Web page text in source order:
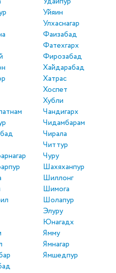
Уйяин
Улхаснагар
Фаизабад
Фатехгарх
Фирозабад
Хайдарабад
Хатрас
Хоспет
Хубли
Чандигарх
Чидамбарам
Чирала
Читтур
Чуру
Шахяханпур
Шиллонг
Шимога
Шолапур
Элуру
Юнагадх
Ямму
Ямнагар
Ямшедпур